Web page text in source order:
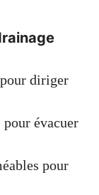
diriger
évacuer
pour